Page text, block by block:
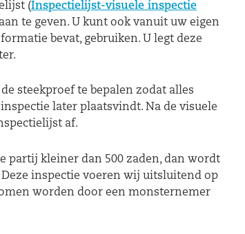
(Inspectielijst-visuele inspectie
te geven. U kunt ook vanuit uw eigen
bevat, gebruiken. U legt deze
steekproef te bepalen zodat alles
later plaatsvindt. Na de visuele
af.
partij kleiner dan 500 zaden, dan wordt
inspectie voeren wij uitsluitend op
worden door een monsternemer